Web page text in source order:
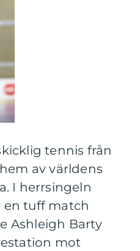
tennis från
av världens
I herrsingeln
en tuff match
Ashleigh Barty
mot